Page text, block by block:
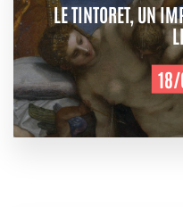
LE TINTORET, UN